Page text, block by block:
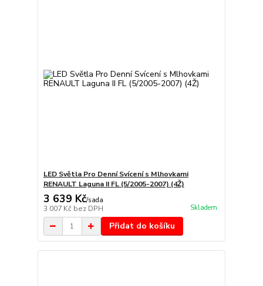
LED Světla Pro Denní Svícení s Mlhovkami
RENAULT Laguna II FL (5/2005-2007) (4Ž)
3 639 Kč/sada
3 007 Kč bez DPH Skladem
Přidat do košíku